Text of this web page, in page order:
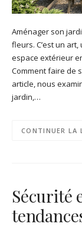
Aménager son
fleurs. C’est un
espace extérieur
Comment faire de
article, nous
jardin,…
CONTINUER LA
Sécurité